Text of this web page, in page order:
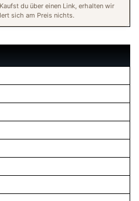
du über einen Link, erhalten wir
sich am Preis nichts.